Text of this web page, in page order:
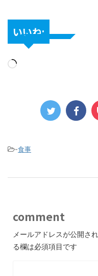
いいね:
-食事
comment
メールアドレスが公開さ
る欄は必須項目です